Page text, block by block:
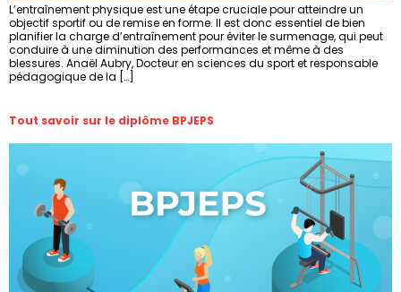
L’entraînement physique est une étape cruciale pour atteindre un
objectif sportif ou de remise en forme. Il est donc essentiel de bien
planifier la charge d’entraînement pour éviter le surmenage, qui peut
conduire à une diminution des performances et même à des
blessures. Anaël Aubry, Docteur en sciences du sport et responsable
pédagogique de la […]
Tout savoir sur le diplôme BPJEPS